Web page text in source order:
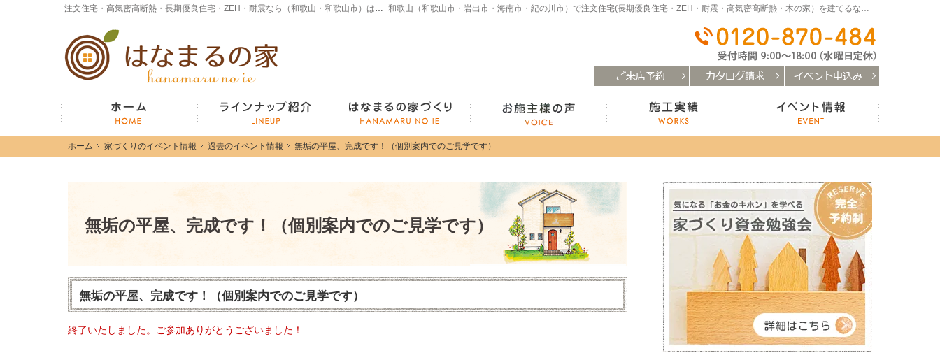
ホーム 家づくりのイベント情報 過去のイベント情報 無垢の平屋、完成です！（個別案内でのご見学です）
無垢の平屋、完成です！（個別案内でのご見学です）
和歌山（和歌山市・岩出市・海南市・紀の川市）で注文住宅(長期優良住宅・ZEH・耐震・高気密高断熱・木の家）を建てるなら「はなまるの家」
注文住宅・高気密高断熱・長期優良住宅・ZEH・耐震なら（和歌山・和歌山市）はなまるの家、白木工務店へ。モデルハウスも見学できます！
無垢の平屋、完成です！（個別案内でのご見学です）
終了いたしました。ご参加ありがとうございました！
ホーム 家づくりのイベント情報 過去のイベント情報 無垢の平屋、完成です！（個別案内でのご見学です）